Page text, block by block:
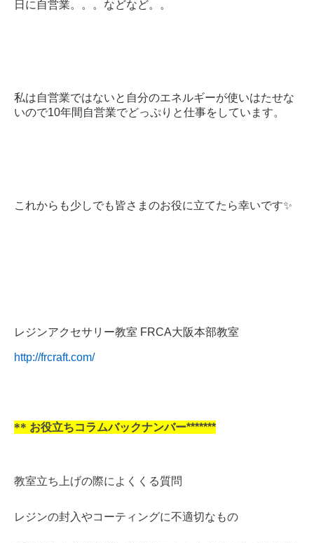
日に自営業。。。などなど。。
私は自営業ではないと自分のエネルギーが使いはたせな
いので10年間自営業でどっぷりと仕事をしています。
これからも少しでも皆さまのお役に立てたら幸いです✨
レジンアクセサリー教室 FRCA大阪本部教室
http://frcraft.com/
** お役立ちコラムバックナンバー*******
教室立ち上げの際によくくる質問
レジンの封入やコーティングに不適切なもの